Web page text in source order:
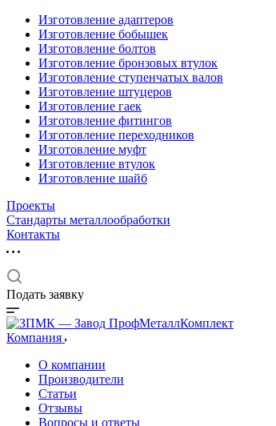
Изготовление адаптеров
Изготовление бобышек
Изготовление болтов
Изготовление бронзовых втулок
Изготовление ступенчатых валов
Изготовление штуцеров
Изготовление гаек
Изготовление фитингов
Изготовление переходников
Изготовление муфт
Изготовление втулок
Изготовление шайб
Проекты
Стандарты металлообработки
Контакты
Подать заявку
Компания
О компании
Производители
Статьи
Отзывы
Вопросы и ответы